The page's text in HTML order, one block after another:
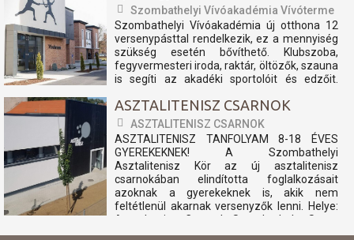
Szombathelyi Vívóakadémia Vívóterme
Szombathelyi Vívóakadémia új otthona 12
versenypásttal rendelkezik, ez a mennyiség
szükség esetén bővíthető. Klubszoba,
fegyvermesteri iroda, raktár, öltözők, szauna
is segíti az akadéki sportolóit és edzőit.
Zárva vasárnap Zárva hétfő...
ASZTALITENISZ CSARNOK
ASZTALITENISZ CSARNOK
ASZTALITENISZ TANFOLYAM 8-18 ÉVES
GYEREKEKNEK! A Szombathelyi
Asztalitenisz Kör az új asztalitenisz
csarnokában elindította foglalkozásait
azoknak a gyerekeknek is, akik nem
feltétlenül akarnak versenyzők lenni. Helye:
Asztaltenisz Csarnok Szombathely, Szent
László király utca 6. Ideje: Hétfő és